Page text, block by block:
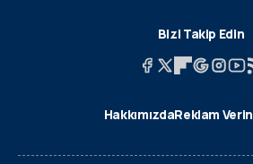
Bizi Takip Edin
HakkımızdaReklam Verin